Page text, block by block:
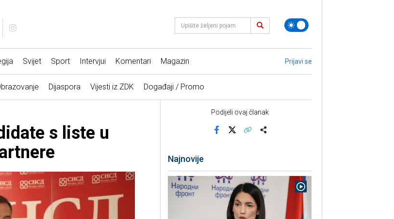
Svijet Sport Intervjui Komentari Magazin Prijavi se
Dijaspora Vijesti iz ZDK Događaji / Promo
s liste u
Podijeli ovaj članak
Najnovije